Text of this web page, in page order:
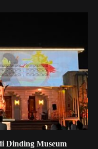
Dinding Museum